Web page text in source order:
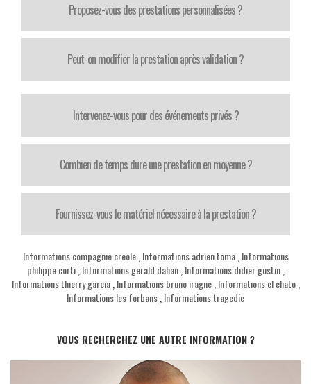
Proposez-vous des prestations personnalisées ?
Peut-on modifier la prestation après validation ?
Intervenez-vous pour des événements privés ?
Combien de temps dure une prestation en moyenne ?
Fournissez-vous le matériel nécessaire à la prestation ?
Informations compagnie creole, Informations adrien toma, Informations
philippe corti, Informations gerald dahan, Informations didier gustin,
Informations thierry garcia, Informations bruno iragne, Informations el chato,
Informations les forbans Informations tragedie
VOUS RECHERCHEZ UNE AUTRE INFORMATION ?